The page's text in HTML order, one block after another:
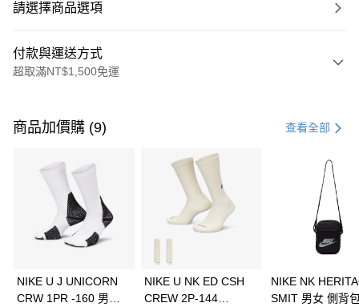
請選擇商品選項
付款與運送方式
超取滿NT$1,500免運
信用卡一次付款
3 期 0 利率 每期 21家銀行
合作金庫商業銀行
第一商業銀行
華南商業銀行
彰化商業銀行
上海商業儲蓄銀行
Apple Pay
全盈+PAY
商品加價購 (9) 查看全部
NIKE U J UNICORN
CRW 1PR -160 男女
NIKE U NK ED CSH
CREW 2P-144
NIKE NK
SMIT 男女 側背